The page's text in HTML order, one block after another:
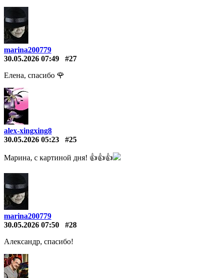
marina200779
30.05.2026 07:49
#27
Елена, спасибо 🌹
alex-xingxing8
30.05.2026 05:23
#25
Марина, с картиной дня! 👍👍👍
marina200779
30.05.2026 07:50
#28
Александр, спасибо!